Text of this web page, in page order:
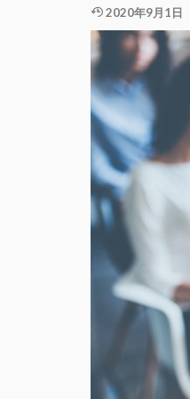
2020年9月1日